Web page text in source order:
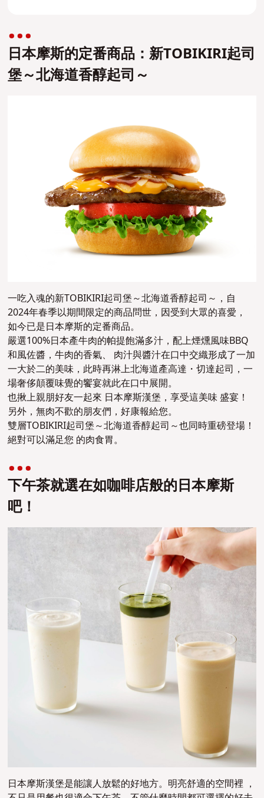
日本摩斯的定番商品：新TOBIKIRI起司
堡～北海道香醇起司～
一吃入魂的新TOBIKIRI起司堡～北海道香醇起司～，自
2024年春季以期間限定的商品問世，因受到大眾的喜愛，
如今已是日本摩斯的定番商品。
嚴選100%日本產牛肉的帕提飽滿多汁，配上煙燻風味BBQ
和風佐醬，牛肉的香氣、 肉汁與醬汁在口中交織形成了一加
一大於二的美味，此時再淋上北海道產高達・切達起司，一
場奢侈顛覆味覺的饗宴就此在口中展開。
也揪上親朋好友一起來 日本摩斯漢堡，享受這美味 盛宴！
另外，無肉不歡的朋友們，好康報給您。
雙層TOBIKIRI起司堡～北海道香醇起司～也同時重磅登場！
絕對可以滿足您 的肉食胃。
下午茶就選在如咖啡店般的日本摩斯
吧！
日本摩斯漢堡是能讓人放鬆的好地方。明亮舒適的空間裡 ，